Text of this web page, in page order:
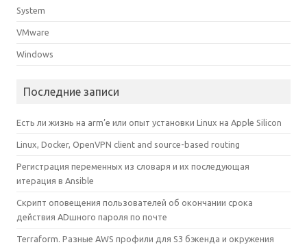
System
VMware
Windows
Последние записи
Есть ли жизнь на arm’е или опыт установки Linux на Apple Silicon
Linux, Docker, OpenVPN client and source-based routing
Регистрация переменных из словаря и их последующая
итерация в Ansible
Скрипт оповещения пользователей об окончании срока
действия ADшного пароля по почте
Terraform. Разные AWS профили для S3 бэкенда и окружения